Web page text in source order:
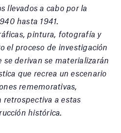
llevados a cabo por la
hasta 1941.
pintura, fotografía y
el proceso de investigación
se derivan se materializarán
que recrea un escenario
rememorativas,
retrospectiva a estas
histórica.